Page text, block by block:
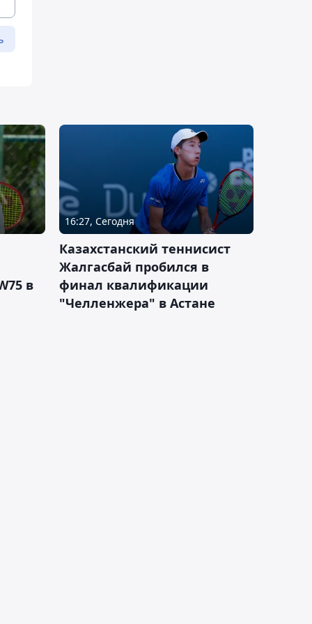
в
16:27, Сегодня
Казахстанский теннисист
Жалгасбай пробился в
финал квалификации
"Челленжера" в Астане